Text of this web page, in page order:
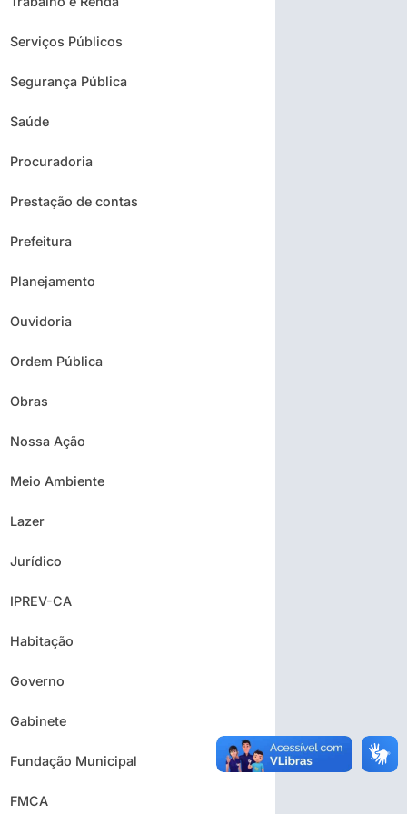
Serviços Públicos
Segurança Pública
Saúde
Procuradoria
Prestação de contas
Prefeitura
Planejamento
Ouvidoria
Ordem Pública
Obras
Nossa Ação
Meio Ambiente
Lazer
Jurídico
IPREV-CA
Habitação
Governo
Gabinete
Fundação Municipal
FMCA